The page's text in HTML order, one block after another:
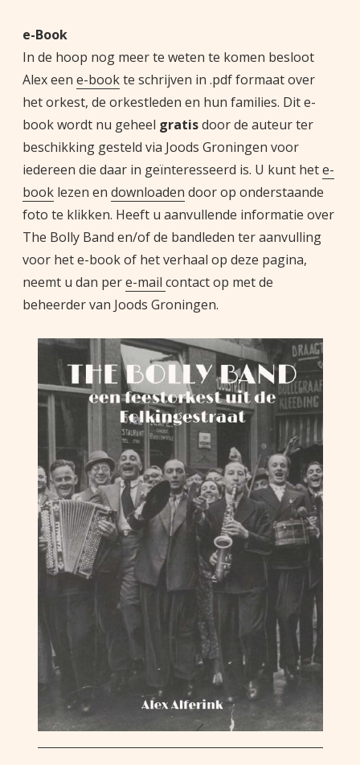
e-Book
In de hoop nog meer te weten te komen besloot
Alex een e-bookte schrijven in .pdf formaat over
het orkest, de orkestleden en hun families. Dit e-
book wordt nu geheel gratisdoor de auteur ter
beschikking gesteld via Joods Groningen voor
iedereen die daar in geïnteresseerd is. U kunt hete-
book lezen en downloaden door op onderstaande
foto te klikken. Heeft u aanvullende informatie over
The Bolly Band en/of de bandleden ter aanvulling
voor het e-book of het verhaal op deze pagina,
neemt u dan pere-mail contact op met de
beheerder van Joods Groningen.